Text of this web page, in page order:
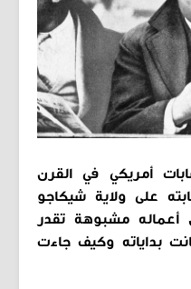
أمريكي في القرن
على ولاية شيكاجو
أعماله مشبوهة تقدر
بداياته وكيف جاءت